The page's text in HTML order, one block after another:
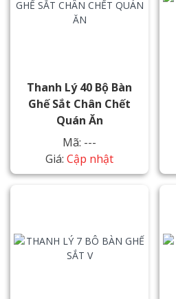
Thanh Lý 40 Bộ Bàn
Ghế Sắt Chân Chết
Quán Ăn
Mã: ---
Giá: Cập nhật